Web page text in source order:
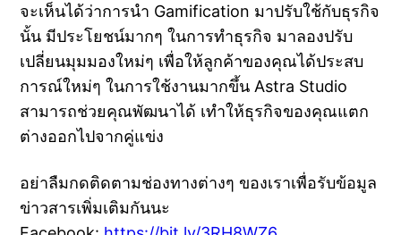
จะเห็นได้ว่าการนำ Gamification มาปรับใช้กับธุรกิจ
นั้น มีประโยชน์มากๆ ในการทำธุรกิจ มาลองปรับ
เปลี่ยนมุมมองใหม่ๆ เพื่อให้ลูกค้าของคุณได้ประสบ
การณ์ใหม่ๆ ในการใช้งานมากขึ้น Astra Studio
สามารถช่วยคุณพัฒนาได้ เทำให้ธุรกิจของคุณแตก
ต่างออกไปจากคู่แข่ง
อย่าลืมกดติดตามช่องทางต่างๆ ของเราเพื่อรับข้อมูล
ข่าวสารเพิ่มเติมกันนะ